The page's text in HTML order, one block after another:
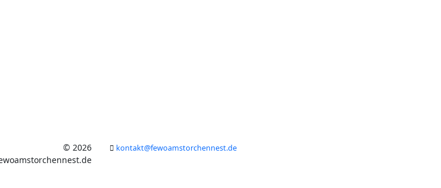
© 2026
kontakt@fewoamstorchennest.de